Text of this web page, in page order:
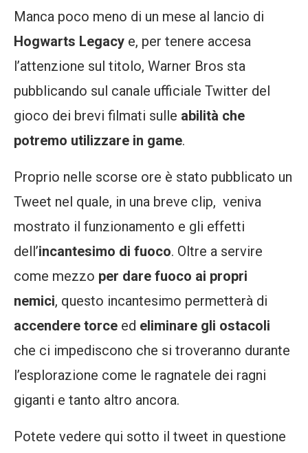
Manca poco meno di un mese al lancio di
Hogwarts Legacy e, per tenere accesa
l’attenzione sul titolo, Warner Bros sta
pubblicando sul canale ufficiale Twitter del
gioco dei brevi filmati sulle abilità che
potremo utilizzare in game.
Proprio nelle scorse ore è stato pubblicato un
Tweet nel quale, in una breve clip, veniva
mostrato il funzionamento e gli effetti
dell’incantesimo di fuoco. Oltre a servire
come mezzo per dare fuoco ai propri
nemici, questo incantesimo permetterà di
accendere torce ed eliminare gli ostacoli
che ci impediscono che si troveranno durante
l’esplorazione come le ragnatele dei ragni
giganti e tanto altro ancora.
Potete vedere qui sotto il tweet in questione